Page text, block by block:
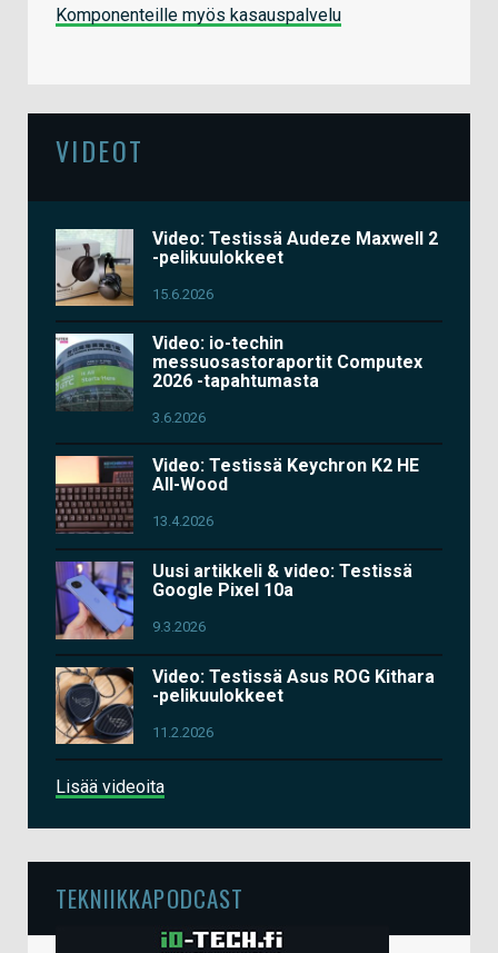
Komponenteille myös kasauspalvelu
VIDEOT
Video: Testissä Audeze Maxwell 2
-pelikuulokkeet
15.6.2026
Video: io-techin
messuosastoraportit Computex
2026 -tapahtumasta
3.6.2026
Video: Testissä Keychron K2 HE
All-Wood
13.4.2026
Uusi artikkeli & video: Testissä
Google Pixel 10a
9.3.2026
Video: Testissä Asus ROG Kithara
-pelikuulokkeet
11.2.2026
Lisää videoita
TEKNIIKKAPODCAST